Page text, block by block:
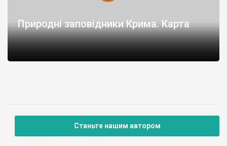
Природні заповідники Крима. Карта
Станьте нашим автором